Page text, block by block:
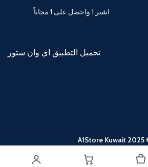
اشتر 1 واحصل على 1 مجاناً
تحميل التطبيق اي وان ستور
©